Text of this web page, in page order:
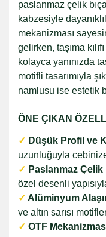
paslanmaz çelik
kabzesiyle
mekanizması
gelirken, taşıma
kolayca yanınızda
motifli tasarımıyla
namlusu ise estetik
ÖNE ÇIKAN
✓ Düşük Profil ve
uzunluğuyla
✓ Paslanmaz
özel desenli
✓ Alüminyum
ve altın sarısı
✓ OTF